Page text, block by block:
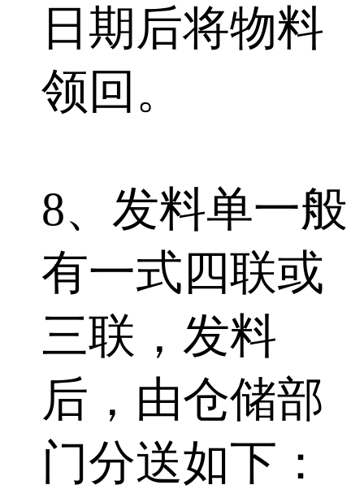
日期后将物料
领回。
8、发料单一般
有一式四联或
三联，发料
后，由仓储部
门分送如下：